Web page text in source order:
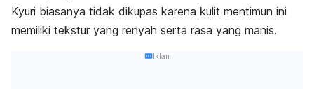
Kyuri biasanya tidak dikupas karena kulit mentimun ini
memiliki tekstur yang renyah serta rasa yang manis.
Iklan